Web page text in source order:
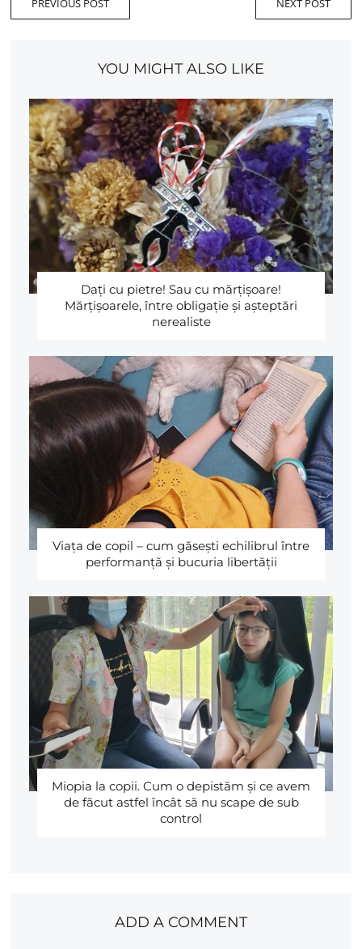
PREVIOUS POST NEXT POST
YOU MIGHT ALSO LIKE
Daţi cu pietre! Sau cu mărţişoare!
Mărţişoarele, între obligaţie şi aşteptări
nerealiste
Viaţa de copil – cum găseşti echilibrul între
performanţă şi bucuria libertăţii
Miopia la copii. Cum o depistăm şi ce avem
de făcut astfel încât să nu scape de sub
control
ADD A COMMENT